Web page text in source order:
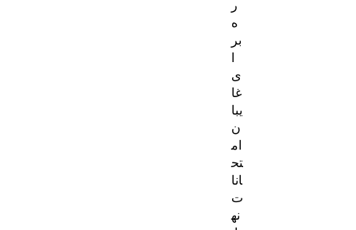
ر
ه
بر
ا
ی
غا
یبا
ن
ام
تح
انا
ت
نه